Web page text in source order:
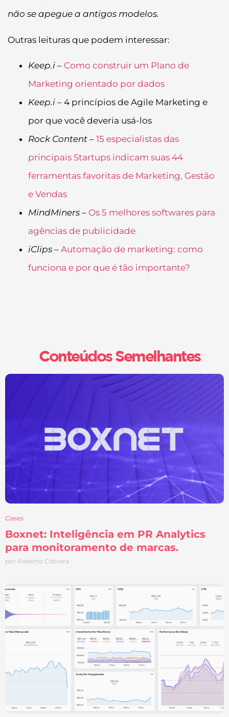
não se apegue a antigos modelos.
Outras leituras que podem interessar:
Keep.i – Como construir um Plano de
Marketing orientado por dados
Keep.i – 4 princípios de Agile Marketing e
por que você deveria usá-los
Rock Content – 15 especialistas das
principais Startups indicam suas 44
ferramentas favoritas de Marketing, Gestão
e Vendas
MindMiners – Os 5 melhores softwares para
agências de publicidade
iClips – Automação de marketing: como
funciona e por que é tão importante?
Conteúdos Semelhantes
Cases
Boxnet: Inteligência em PR Analytics
para monitoramento de marcas.
por Roberto Cabrera